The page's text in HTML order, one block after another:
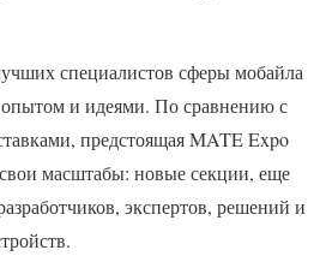
специалистов сферы мобайла
и идеями. По сравнению с
предстоящая MATE Expo
масштабы: новые секции, еще
экспертов, решений и